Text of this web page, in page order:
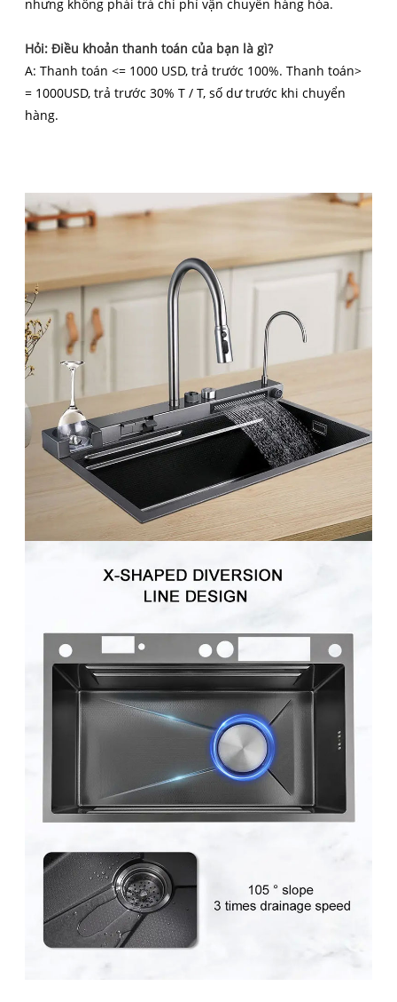
nhưng không phải trả chi phí vận chuyển hàng hóa.
Hỏi: Điều khoản thanh toán của bạn là gì?
A: Thanh toán <= 1000 USD, trả trước 100%. Thanh toán>
= 1000USD, trả trước 30% T / T, số dư trước khi chuyển
hàng.